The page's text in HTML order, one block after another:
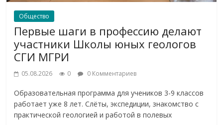
Общество
Первые шаги в профессию делают
участники Школы юных геологов
СГИ МГРИ
05.08.2026 0 0 Комментариев
Образовательная программа для учеников 3-9 классов
работает уже 8 лет. Слёты, экспедиции, знакомство с
практической геологией и работой в полевых